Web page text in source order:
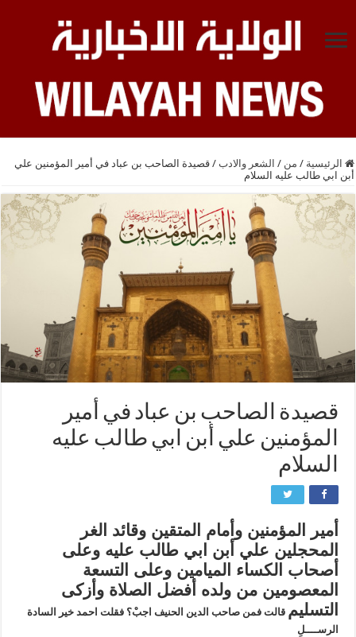
الرئيسية / من / الشعر والادب / قصيدة الصاحب بن عباد في أمير المؤمنين علي
أبن ابي طالب عليه السلام
قصيدة الصاحب بن عباد في أمير
المؤمنين علي أبن ابي طالب عليه
السلام
أمير المؤمنين وأمام المتقين وقائد الغر
المحجلين علي أبن ابي طالب عليه وعلى
أصحاب الكساء الميامين وعلى التسعة
المعصومين من ولده أفضل الصلاة وأزكى
التسليم قالت فمن صاحب الدين الحنيف اجبْ؟ فقلت احمد خير السادة
الرســــلِ